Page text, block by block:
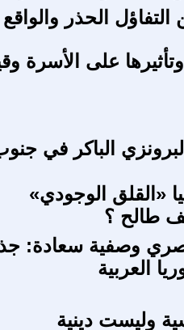
الحذر والواقع
على الأسرة
الباكر في
«القلق الوجودي»
طالح ؟
وصفية سعادة:
العربية
وليست دينية